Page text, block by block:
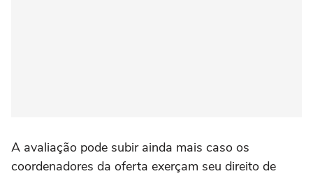
A avaliação pode subir ainda mais caso os
coordenadores da oferta exerçam seu direito de